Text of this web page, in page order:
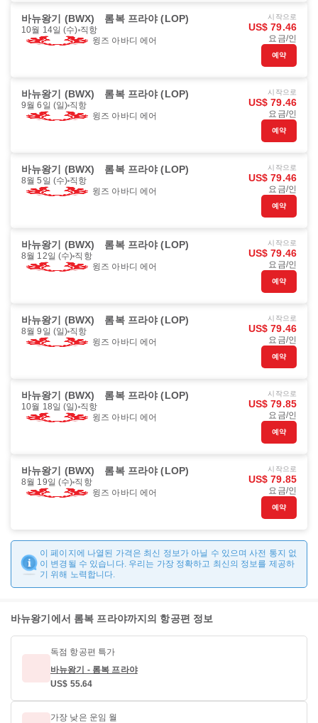
바뉴왕기 (BWX) 롬복 프라야 (LOP)
10월 14일 (수) 직항
윙즈 아바디 에어
시작으로
US$ 79.46
요금/인
예약
바뉴왕기 (BWX) 롬복 프라야 (LOP)
9월 6일 (일) 직항
윙즈 아바디 에어
시작으로
US$ 79.46
요금/인
예약
바뉴왕기 (BWX) 롬복 프라야 (LOP)
8월 5일 (수) 직항
윙즈 아바디 에어
시작으로
US$ 79.46
요금/인
예약
바뉴왕기 (BWX) 롬복 프라야 (LOP)
8월 12일 (수) 직항
윙즈 아바디 에어
시작으로
US$ 79.46
요금/인
예약
바뉴왕기 (BWX) 롬복 프라야 (LOP)
8월 9일 (일) 직항
윙즈 아바디 에어
시작으로
US$ 79.46
요금/인
예약
바뉴왕기 (BWX) 롬복 프라야 (LOP)
10월 18일 (일) 직항
윙즈 아바디 에어
시작으로
US$ 79.85
요금/인
예약
바뉴왕기 (BWX) 롬복 프라야 (LOP)
8월 19일 (수) 직항
윙즈 아바디 에어
시작으로
US$ 79.85
요금/인
예약
이 페이지에 나열된 가격은 최신 정보가 아닐 수 있으며 사전 통지 없
이 변경될 수 있습니다. 우리는 가장 정확하고 최신의 정보를 제공하
기 위해 노력합니다.
바뉴왕기에서 롬복 프라야까지의 항공편 정보
독점 항공편 특가
바뉴왕기 - 롬복 프라야
US$ 55.64
가장 낮은 운임 월